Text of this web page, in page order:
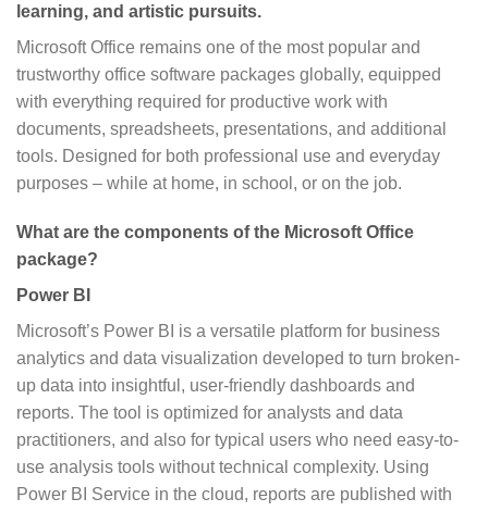
learning, and artistic pursuits.
Microsoft Office remains one of the most popular and
trustworthy office software packages globally, equipped
with everything required for productive work with
documents, spreadsheets, presentations, and additional
tools. Designed for both professional use and everyday
purposes – while at home, in school, or on the job.
What are the components of the Microsoft Office
package?
Power BI
Microsoft’s Power BI is a versatile platform for business
analytics and data visualization developed to turn broken-
up data into insightful, user-friendly dashboards and
reports. The tool is optimized for analysts and data
practitioners, and also for typical users who need easy-to-
use analysis tools without technical complexity. Using
Power BI Service in the cloud, reports are published with